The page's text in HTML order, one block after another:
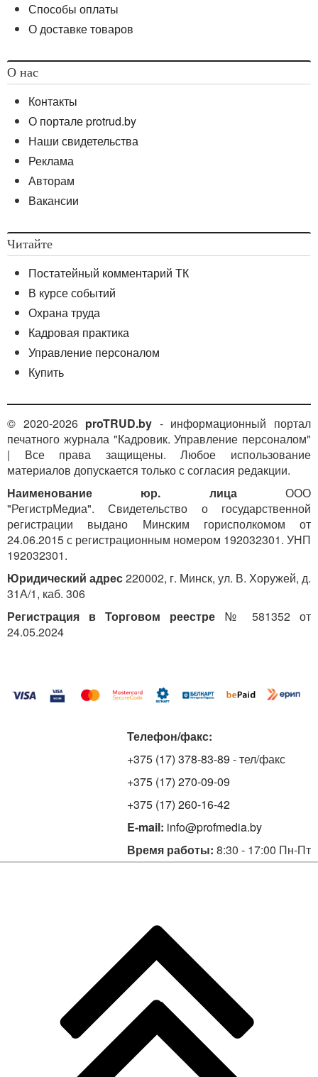
Способы оплаты
О доставке товаров
О нас
Контакты
О портале protrud.by
Наши свидетельства
Реклама
Авторам
Вакансии
Читайте
Постатейный комментарий ТК
В курсе событий
Охрана труда
Кадровая практика
Управление персоналом
Купить
© 2020-2026 proTRUD.by - информационный портал
печатного журнала "Кадровик. Управление персоналом"
| Все права защищены. Любое использование
материалов допускается только с согласия редакции.
Наименование юр. лицаООО
"РегистрМедиа". Свидетельство о государственной
регистрации выдано Минским горисполкомом от
24.06.2015 с регистрационным номером 192032301. УНП
192032301.
Юридический адрес220002, г. Минск, ул. В. Хоружей, д.
31А/1, каб. 306
Регистрация в Торговом реестре № 581352 от
24.05.2024
Телефон/факс:
+375 (17) 378-83-89 - тел/факс
+375 (17) 270-09-09
+375 (17) 260-16-42
E-mail: info@profmedia.by
Время работы: 8:30 - 17:00 Пн-Пт